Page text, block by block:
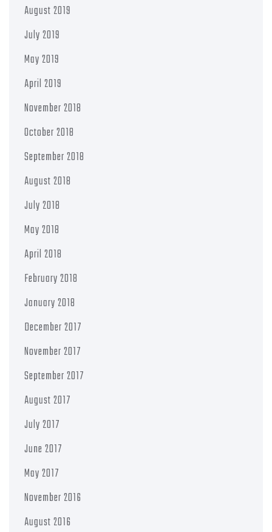
August 2019
July 2019
May 2019
April 2019
November 2018
October 2018
September 2018
August 2018
July 2018
May 2018
April 2018
February 2018
January 2018
December 2017
November 2017
September 2017
August 2017
July 2017
June 2017
May 2017
November 2016
August 2016